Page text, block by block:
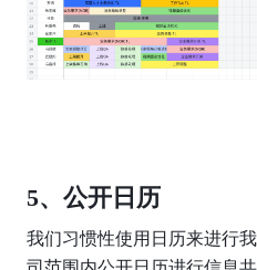
5、公开日历
我们习惯性使用日历来进行